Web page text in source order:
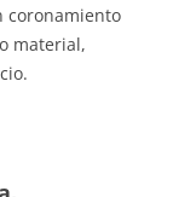
coronamiento
material,